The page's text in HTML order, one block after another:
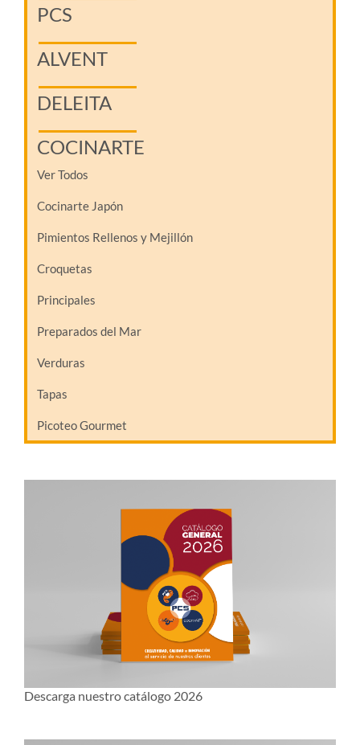
PCS
ALVENT
DELEITA
COCINARTE
Ver Todos
Cocinarte Japón
Pimientos Rellenos y Mejillón
Croquetas
Principales
Preparados del Mar
Verduras
Tapas
Picoteo Gourmet
Descarga nuestro catálogo 2026